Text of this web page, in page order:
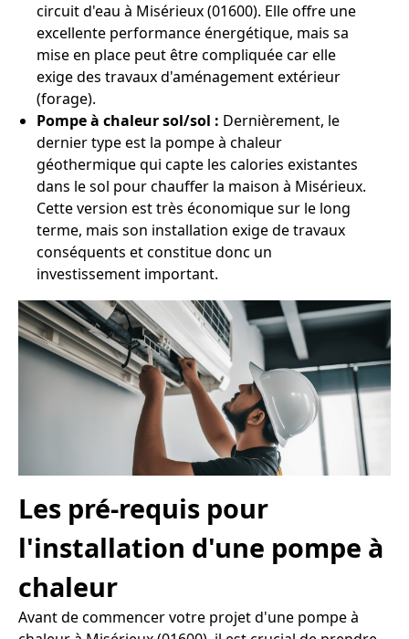
circuit d'eau à Misérieux (01600). Elle offre une
excellente performance énergétique, mais sa
mise en place peut être compliquée car elle
exige des travaux d'aménagement extérieur
(forage).
Pompe à chaleur sol/sol : Dernièrement, le
dernier type est la pompe à chaleur
géothermique qui capte les calories existantes
dans le sol pour chauffer la maison à Misérieux.
Cette version est très économique sur le long
terme, mais son installation exige de travaux
conséquents et constitue donc un
investissement important.
Les pré-requis pour
l'installation d'une pompe à
chaleur
Avant de commencer votre projet d'une pompe à